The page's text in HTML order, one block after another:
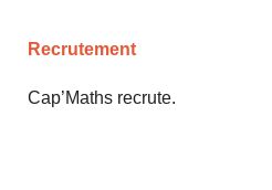
Recrutement
Cap’Maths recrute.